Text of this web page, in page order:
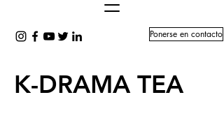
Ponerse en contacto
K-DRAMA TEA